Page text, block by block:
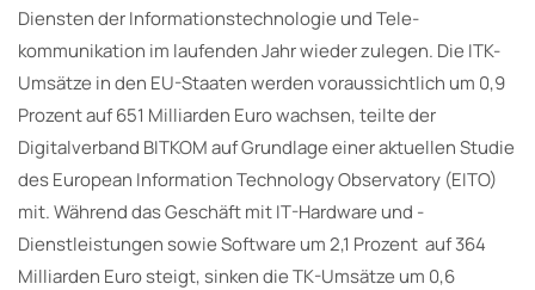
Diensten der Informationstechnologie und Tele-
kommunikation im laufenden Jahr wieder zulegen. Die ITK-
Umsätze in den EU-Staaten werden voraussichtlich um 0,9
Prozent auf 651 Milliarden Euro wachsen, teilte der
Digitalverband BITKOM auf Grundlage einer aktuellen Studie
des European Information Technology Observatory (EITO)
mit. Während das Geschäft mit IT-Hardware und -
Dienstleistungen sowie Software um 2,1 Prozent auf 364
Milliarden Euro steigt, sinken die TK-Umsätze um 0,6